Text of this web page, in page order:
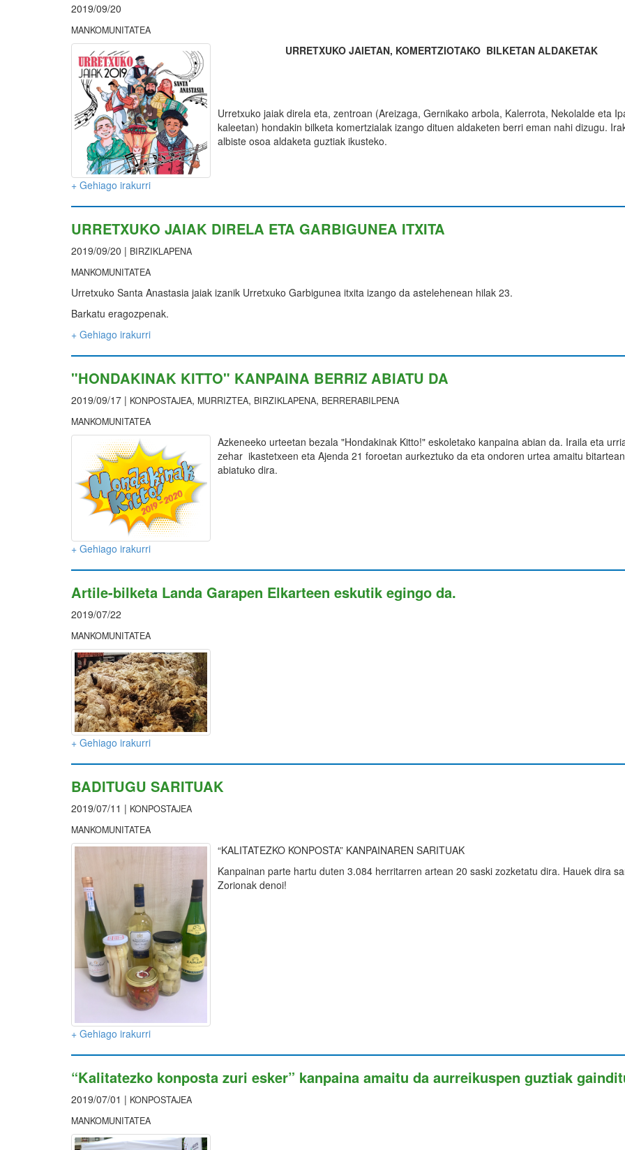
2019/09/20
MANKOMUNITATEA
URRETXUKO JAIETAN, KOMERTZIOTAKO BILKETAN ALDAKETAK
Urretxuko jaiak direla eta, zentroan (Areizaga, Gernikako arbola, Kalerrota, Nekolalde eta
kaleetan) hondakin bilketa komertzialak izango dituen aldaketen berri eman nahi dizugu.
albiste osoa aldaketa guztiak ikusteko.
+ Gehiago irakurri
URRETXUKO JAIAK DIRELA ETA GARBIGUNEA ITXITA
2019/09/20 | BIRZIKLAPENA
MANKOMUNITATEA
Urretxuko Santa Anastasia jaiak izanik Urretxuko Garbigunea itxita izango da astelehenean hilak 23.
Barkatu eragozpenak.
+ Gehiago irakurri
"HONDAKINAK KITTO" KANPAINA BERRIZ ABIATU DA
2019/09/17 | KONPOSTAJEA, MURRIZTEA, BIRZIKLAPENA, BERRERABILPENA
MANKOMUNITATEA
Azkeneeko urteetan bezala "Hondakinak Kitto!" eskoletako kanpaina abian da. Iraila eta
zehar ikastetxeen eta Ajenda 21 foroetan aurkeztuko da eta ondoren urtea amaitu
abiatuko dira.
+ Gehiago irakurri
Artile-bilketa Landa Garapen Elkarteen eskutik egingo da.
2019/07/22
MANKOMUNITATEA
+ Gehiago irakurri
BADITUGU SARITUAK
2019/07/11 | KONPOSTAJEA
MANKOMUNITATEA
“KALITATEZKO KONPOSTA” KANPAINAREN SARITUAK
Kanpainan parte hartu duten 3.084 herritarren artean 20 saski zozketatu dira. Hauek dira
Zorionak denoi!
+ Gehiago irakurri
“Kalitatezko konposta zuri esker” kanpaina amaitu da aurreikuspen guztiak
2019/07/01 | KONPOSTAJEA
MANKOMUNITATEA